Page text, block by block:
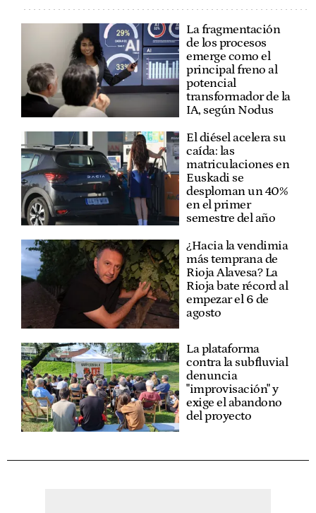
La fragmentación
de los procesos
emerge como el
principal freno al
potencial
transformador de la
IA, según Nodus
El diésel acelera su
caída: las
matriculaciones en
Euskadi se
desploman un 40%
en el primer
semestre del año
¿Hacia la vendimia
más temprana de
Rioja Alavesa? La
Rioja bate récord al
empezar el 6 de
agosto
La plataforma
contra la subfluvial
denuncia
"improvisación" y
exige el abandono
del proyecto